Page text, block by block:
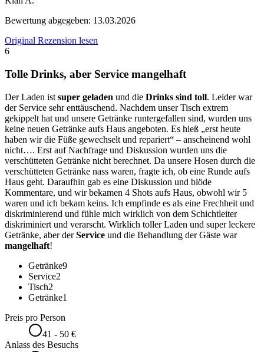
Bewertung abgegeben: 13.03.2026
Original Rezension lesen
6
Tolle Drinks, aber Service mangelhaft
Der Laden ist super geladen und die Drinks sind toll. Leider war
der Service sehr enttäuschend. Nachdem unser Tisch extrem
gekippelt hat und unsere Getränke runtergefallen sind, wurden uns
keine neuen Getränke aufs Haus angeboten. Es hieß „erst heute
haben wir die Füße gewechselt und repariert“ – anscheinend wohl
nicht…. Erst auf Nachfrage und Diskussion wurden uns die
verschütteten Getränke nicht berechnet. Da unsere Hosen durch die
verschütteten Getränke nass waren, fragte ich, ob eine Runde aufs
Haus geht. Daraufhin gab es eine Diskussion und blöde
Kommentare, und wir bekamen 4 Shots aufs Haus, obwohl wir 5
waren und ich bekam keins. Ich empfinde es als eine Frechheit und
diskriminierend und fühle mich wirklich von dem Schichtleiter
diskriminiert und verarscht. Wirklich toller Laden und super leckere
Getränke, aber derService und die Behandlung der Gäste war
mangelhaft!
Getränke9
Service2
Tisch2
Getränke1
Preis pro Person
41 - 50 €
Anlass des Besuchs